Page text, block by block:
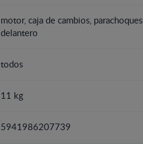
motor, caja de cambios, parachoques
delantero
todos
11 kg
5941986207739